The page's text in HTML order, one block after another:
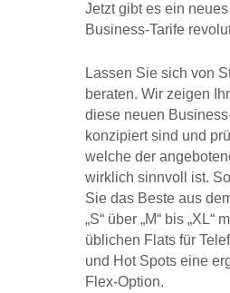
Jetzt gibt es ein
Business-Tarife
Lassen Sie sich von
beraten. Wir zeigen
diese neuen
konzipiert sind und
welche der
wirklich sinnvoll ist.
Sie das Beste aus
„S“ über „M“ bis „XL“
üblichen Flats für
und Hot Spots eine
Flex-Option.